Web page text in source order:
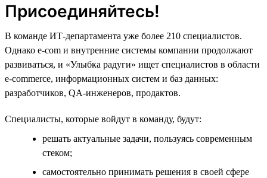
Присоединяйтесь!
В команде ИТ-департамента уже более 210 специалистов.
Однако e-com и внутренние системы компании продолжают
развиваться, и «Улыбка радуги» ищет специалистов в области
e-commerce, информационных систем и баз данных:
разработчиков, QA-инженеров, продактов.
Специалисты, которые войдут в команду, будут:
решать актуальные задачи, пользуясь современным
стеком;
самостоятельно принимать решения в своей сфере